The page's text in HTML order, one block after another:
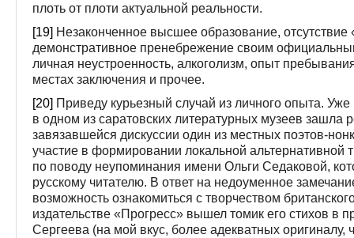
плоть от плоти актуальной реальности.
[19] Незаконченное высшее образование,
демонстративное пренебрежение своим
личная неустроенность, алкоголизм, опыт
местах заключения и прочее.
[20] Приведу курьезный случай из личного опыта.
в одном из саратовских литературных музеев зашла
завязавшейся дискуссии один из местных поэтов-
участие в формировании локальной альтернативной
по поводу неупоминания имени Ольги Седаковой,
русскому читателю. В ответ на недоуменное
возможность ознакомиться с творчеством
издательстве «Прогресс» вышел томик его стихов в
Сергеева (на мой вкус, более адекватных оригиналу,